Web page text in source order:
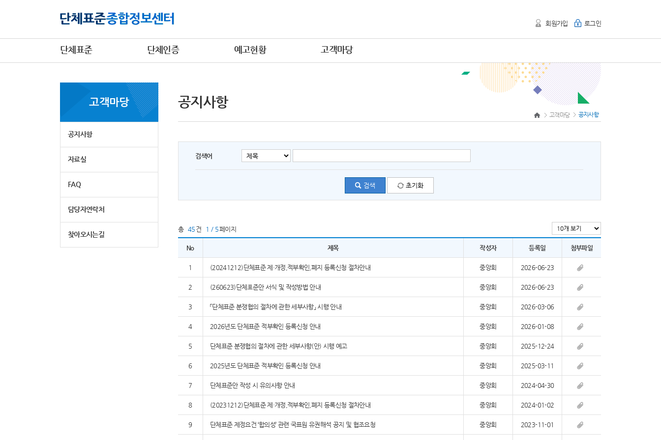
회원가입 로그인
단체표준 단체인증 예고현황 고객마당
고객마당
공지사항
자료실
FAQ
담당자연락처
찾아오시는길
공지사항
고객마당 공지사항
검색어
총 45 건 1 / 5페이지
No 제목 작성자 등록일 첨부파일
1 (20241212)단체표준 제·개정,적부확인,폐지 등록신청 절차안내 중앙회 2026-06-23
2 (260623)단체표준안 서식 및 작성방법 안내 중앙회 2026-06-23
3 「단체표준 분쟁협의 절차에 관한 세부사항」 시행 안내 중앙회 2026-03-06
4 2026년도 단체표준 적부확인 등록신청 안내 중앙회 2026-01-08
5 단체표준 분쟁협의 절차에 관한 세부사항(안) 시행 예고 중앙회 2025-12-24
6 2025년도 단체표준 적부확인 등록신청 안내 중앙회 2025-03-11
7 단체표준안 작성 시 유의사항 안내 중앙회 2024-04-30
8 (20231212)단체표준 제·개정,적부확인,폐지 등록신청 절차안내 중앙회 2024-01-02
9 단체표준 제정요건 ‘합의성’ 관련 국표원 유권해석 공지 및 협조요청 중앙회 2023-11-01